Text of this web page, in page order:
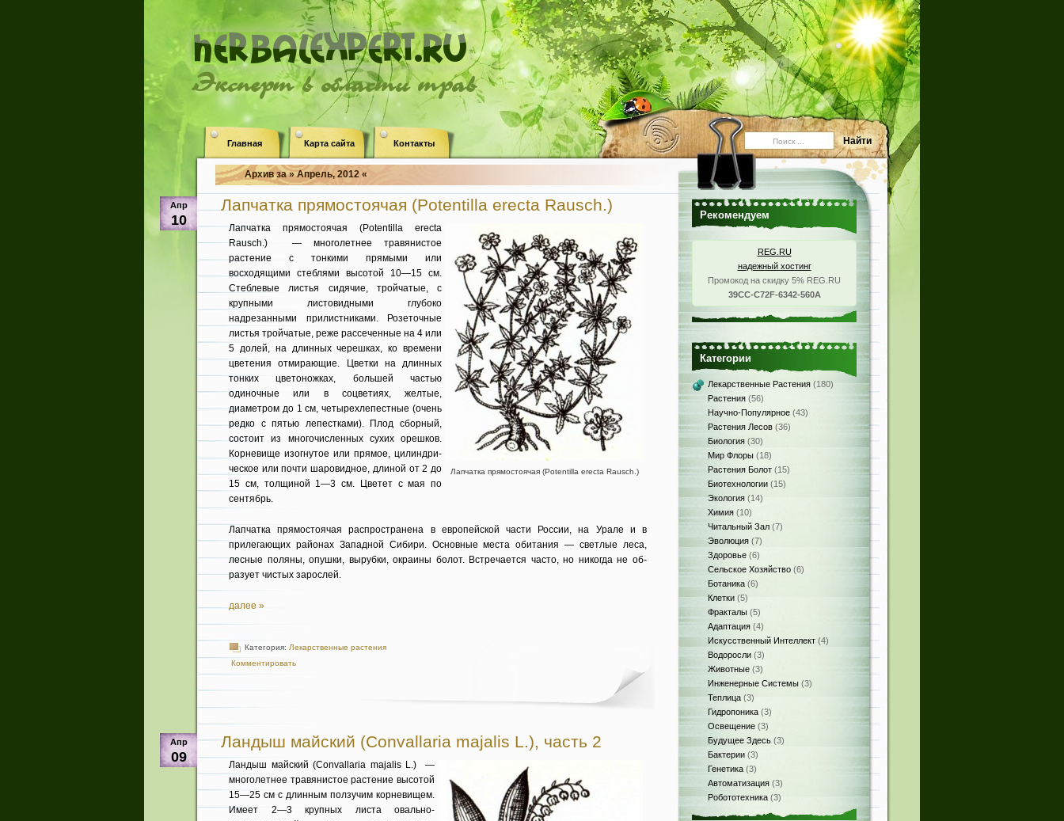
Эксперт в области трав
Главная Карта сайта Контакты
Архив за » Апрель, 2012 «
Апр
10
Лапчатка прямостоячая (Potentilla erecta Rausch.)
Лапчатка прямостоячая (Potentilla erecta Rausch.)
Лапчатка прямостоячая (Potentilla erecta
Rausch.) — многолетнее травянистое
растение с тонкими прямыми или
восходящими стеблями высотой 10—15 см.
Стеблевые листья сидячие, тройчатые, с
крупными листовидными глубоко
надрезанными прилистниками. Розеточные
листья тройчатые, реже рассеченные на 4 или
5 долей, на длинных черешках, ко времени
цветения отмирающие. Цветки на длинных
тонких цветонож­ках, большей частью
одиночные или в соцветиях, желтые,
диаметром до 1 см, четырехлепестные (очень
редко с пятью лепестками). Плод сборный,
состоит из многочисленных сухих орешков.
Корне­вище изогнутое или прямое, цилиндри­
ческое или почти шаровидное, длиной от 2 до
15 см, толщиной 1—3 см. Цветет с мая по
сентябрь.
Лапчатка прямостоячая распрост­ранена в европейской части России, на Урале и в
прилегающих районах Западной Сибири. Основные места обитания — светлые леса,
лесные поля­ны, опушки, вырубки, окраины болот. Встречается часто, но никогда не об­
разует чистых зарослей.
далее »
Категория: Лекарственные растения
Комментировать
Апр
09
Ландыш майский (Convallaria majalis L.), часть 2
Ландыш майский (Convallaria majalis L.) —
многолетнее травянистое растение вы­сотой
15—25 см с длинным ползучим корневищем.
Имеет 2—3 круп­ных листа овально-
Рекомендуем
REG.RU
надежный хостинг
Промокод на скидку 5% REG.RU
39CC-C72F-6342-560A
Категории
Лекарственные Растения (180)
Растения (56)
Научно-Популярное (43)
Растения Лесов (36)
Биология (30)
Мир Флоры (18)
Растения Болот (15)
Биотехнологии (15)
Экология (14)
Химия (10)
Читальный Зал (7)
Эволюция (7)
Здоровье (6)
Сельское Хозяйство (6)
Ботаника (6)
Клетки (5)
Фракталы (5)
Адаптация (4)
Искусственный Интеллект (4)
Водоросли (3)
Животные (3)
Инженерные Системы (3)
Теплица (3)
Гидропоника (3)
Освещение (3)
Будущее Здесь (3)
Бактерии (3)
Генетика (3)
Автоматизация (3)
Робототехника (3)